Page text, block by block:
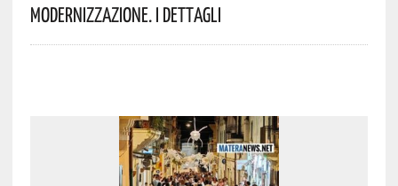
Modernizzazione. I Dettagli